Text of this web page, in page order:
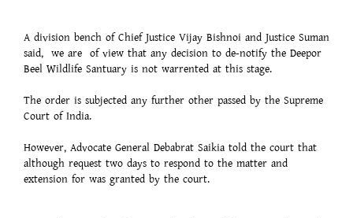
A division bench of Chief Justice Vijay Bishnoi and Justice Suman
said, we are of view that any decision to de-notify the Deepor
Beel Wildlife Santuary is not warrented at this stage.
The order is subjected any further other passed by the Supreme
Court of India.
However, Advocate General Debabrat Saikia told the court that
although request two days to respond to the matter and
extension for was granted by the court.